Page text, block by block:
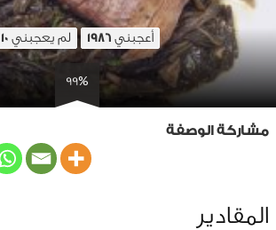
أعجبني 1986 لم يعجبني 10
99%
مشاركة الوصفة
المقادير